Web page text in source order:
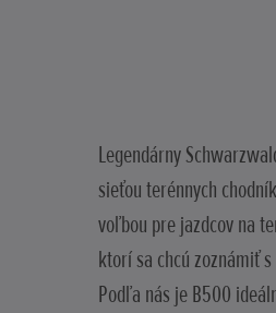
Legendárny
sieťou terénnych
voľbou pre jazdcov na
ktorí sa chcú zoznámiť
Podľa nás je B500